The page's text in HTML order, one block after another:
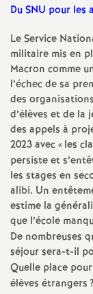
Du SNU pour les
Le Service
militaire mis en
Macron comme
l’échec de sa
des
d’élèves et de la
des appels à
2023 avec «les
persiste et
les stages en
alibi. Un
estime la
que l’école
De nombreuses
séjour sera-t-il
Quelle place
élèves étrangers